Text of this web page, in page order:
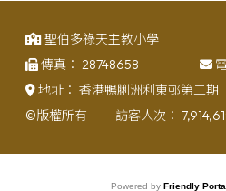
聖伯多祿天主教小學
傳真： 28748658
地址： 香港鴨脷洲利東邨第二期
©版權所有
訪客人次：
Powered by Friendly